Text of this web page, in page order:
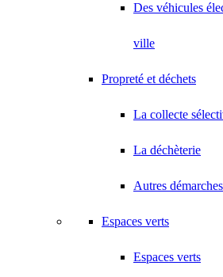
Des véhicules
ville
Propreté et déchets
La collecte
La déchèterie
Autres démarches
Espaces verts
Espaces verts